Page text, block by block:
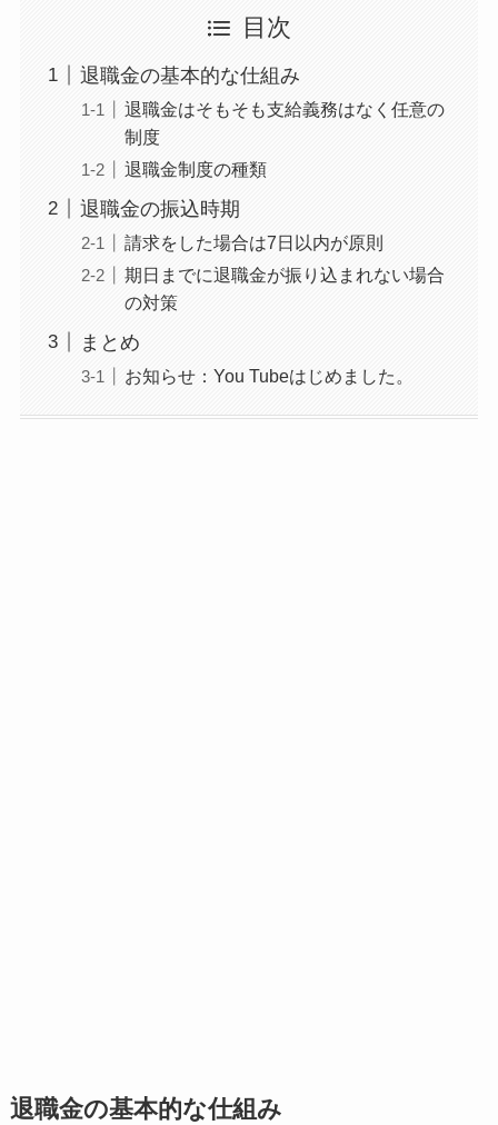
目次
退職金の基本的な仕組み
退職金はそもそも支給義務はなく任意の
制度
退職金制度の種類
退職金の振込時期
請求をした場合は7日以内が原則
期日までに退職金が振り込まれない場合
の対策
まとめ
お知らせ：You Tubeはじめました。
退職金の基本的な仕組み